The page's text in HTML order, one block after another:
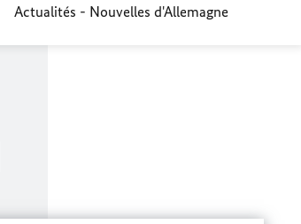
Actualités - Nouvelles d'Allemagne